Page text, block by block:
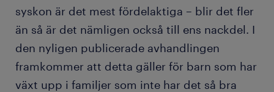
syskon är det mest fördelaktiga – blir det fler
än så är det nämligen också till ens nackdel. I
den nyligen publicerade avhandlingen
framkommer att detta gäller för barn som har
växt upp i familjer som inte har det så bra